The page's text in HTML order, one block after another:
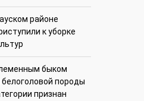
районе
к уборке
быком
белоголовой породы
признан